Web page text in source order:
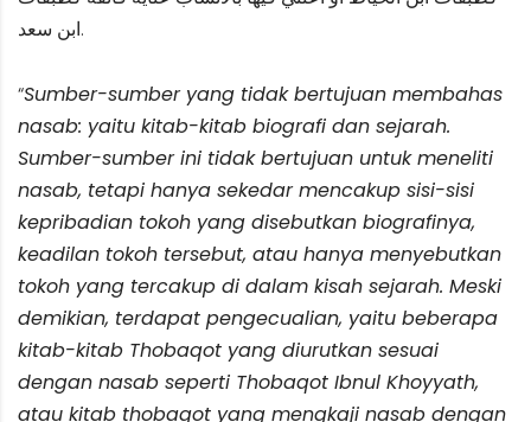
ابن سعد.
“Sumber-sumber yang tidak bertujuan membahas
nasab: yaitu kitab-kitab biografi dan sejarah.
Sumber-sumber ini tidak bertujuan untuk meneliti
nasab, tetapi hanya sekedar mencakup sisi-sisi
kepribadian tokoh yang disebutkan biografinya,
keadilan tokoh tersebut, atau hanya menyebutkan
tokoh yang tercakup di dalam kisah sejarah. Meski
demikian, terdapat pengecualian, yaitu beberapa
kitab-kitab Thobaqot yang diurutkan sesuai
dengan nasab seperti Thobaqot Ibnul Khoyyath,
atau kitab thobaqot yang mengkaji nasab dengan